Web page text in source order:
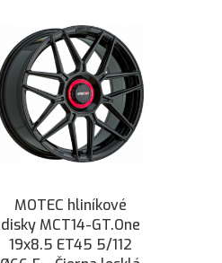
MOTEC hliníkové
disky MCT14-GT.One
19x8.5 ET45 5/112